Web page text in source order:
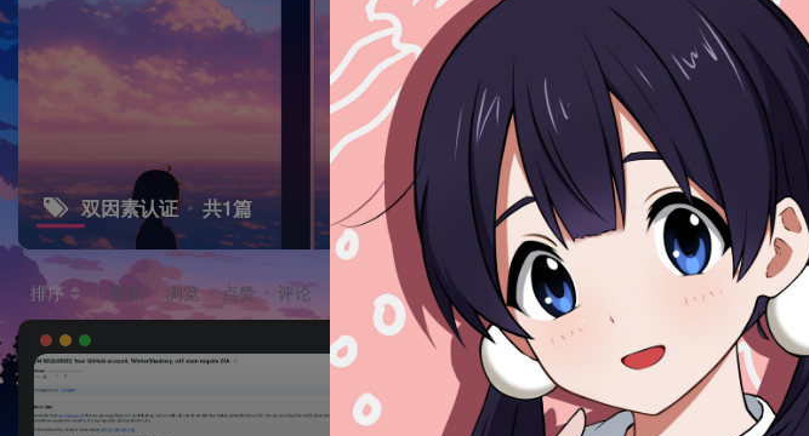
双因素认证 共1篇
排序 更新 浏览 点赞 评论